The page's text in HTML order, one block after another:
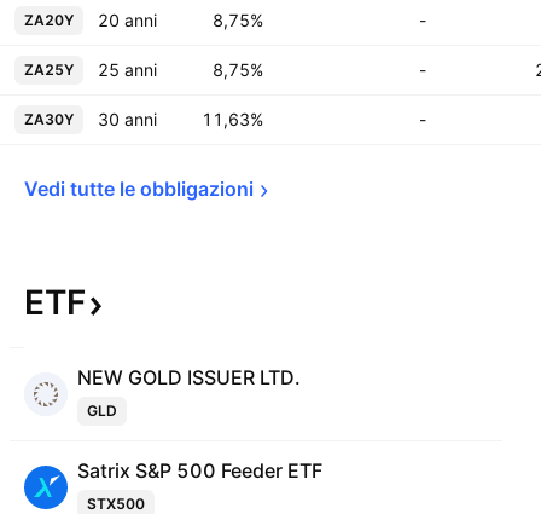
ZA20Y 20 anni 8,75% -
ZA25Y 25 anni 8,75% -
ZA30Y 30 anni 11,63% -
Vedi tutte le obbligazioni
ETF
NEW GOLD ISSUER LTD.
GLD
Satrix S&P 500 Feeder ETF
STX500